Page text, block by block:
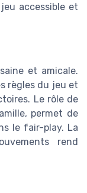
accessible et
et amicale.
règles du jeu et
Le rôle de
permet de
le fair-play. La
rend